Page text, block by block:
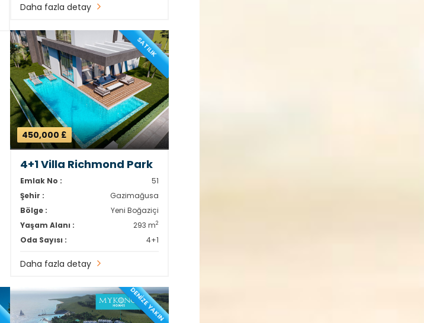
Daha fazla detay
SATILIK
450,000 £
4+1 Villa Richmond Park
Emlak No :
51
Şehir :
Gazimağusa
Bölge :
Yeni Boğaziçi
Yaşam Alanı :
293 m2
Oda Sayısı : 4+1
Daha fazla detay
DENİZE YAKIN